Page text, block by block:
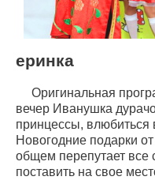
еринка
Оригинальная
вечер Иванушка
принцессы, влюбиться
Новогодние подарки
общем перепутает все
поставить на свое